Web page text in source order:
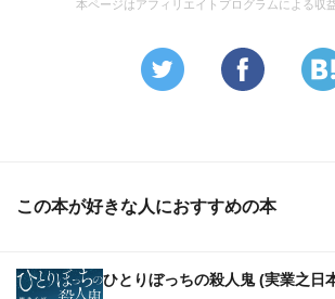
本ページはアフィリエイトプログラムによる収
この本が好きな人におすすめの本
ひとりぼっちの殺人鬼 (実業之日